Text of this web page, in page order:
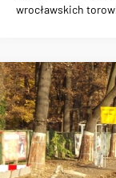
wrocławskich